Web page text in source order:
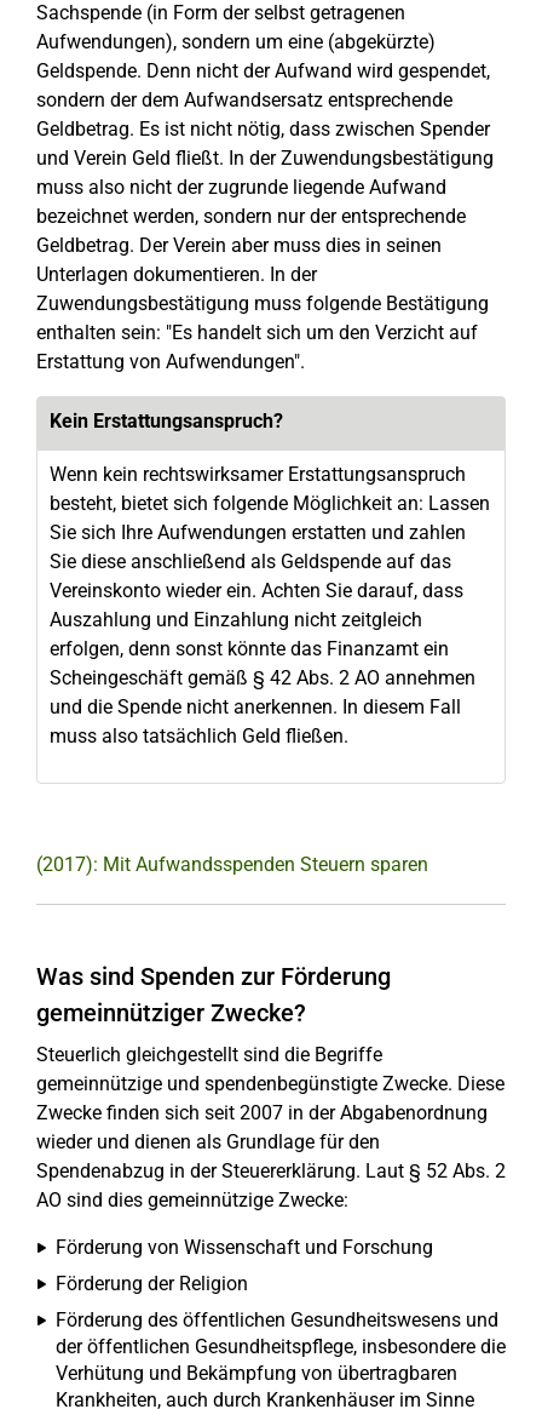
Sachspende (in Form der selbst getragenen
Aufwendungen), sondern um eine (abgekürzte)
Geldspende. Denn nicht der Aufwand wird gespendet,
sondern der dem Aufwandsersatz entsprechende
Geldbetrag. Es ist nicht nötig, dass zwischen Spender
und Verein Geld fließt. In der Zuwendungsbestätigung
muss also nicht der zugrunde liegende Aufwand
bezeichnet werden, sondern nur der entsprechende
Geldbetrag. Der Verein aber muss dies in seinen
Unterlagen dokumentieren. In der
Zuwendungsbestätigung muss folgende Bestätigung
enthalten sein: "Es handelt sich um den Verzicht auf
Erstattung von Aufwendungen".
Kein Erstattungsanspruch?
Wenn kein rechtswirksamer Erstattungsanspruch
besteht, bietet sich folgende Möglichkeit an: Lassen
Sie sich Ihre Aufwendungen erstatten und zahlen
Sie diese anschließend als Geldspende auf das
Vereinskonto wieder ein. Achten Sie darauf, dass
Auszahlung und Einzahlung nicht zeitgleich
erfolgen, denn sonst könnte das Finanzamt ein
Scheingeschäft gemäß § 42 Abs. 2 AO annehmen
und die Spende nicht anerkennen. In diesem Fall
muss also tatsächlich Geld fließen.
(2017): Mit Aufwandsspenden Steuern sparen
Was sind Spenden zur Förderung
gemeinnütziger Zwecke?
Steuerlich gleichgestellt sind die Begriffe
gemeinnützige und spendenbegünstigte Zwecke. Diese
Zwecke finden sich seit 2007 in der Abgabenordnung
wieder und dienen als Grundlage für den
Spendenabzug in der Steuererklärung. Laut § 52 Abs. 2
AO sind dies gemeinnützige Zwecke:
Förderung von Wissenschaft und Forschung
Förderung der Religion
Förderung des öffentlichen Gesundheitswesens und
der öffentlichen Gesundheitspflege, insbesondere die
Verhütung und Bekämpfung von übertragbaren
Krankheiten, auch durch Krankenhäuser im Sinne